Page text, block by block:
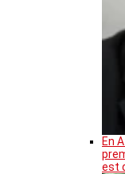
En
est